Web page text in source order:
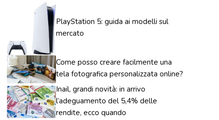
PlayStation 5: guida ai modelli sul
mercato
Come posso creare facilmente una
tela fotografica personalizzata online?
Inail, grandi novità: in arrivo
l’adeguamento del 5,4% delle
rendite, ecco quando